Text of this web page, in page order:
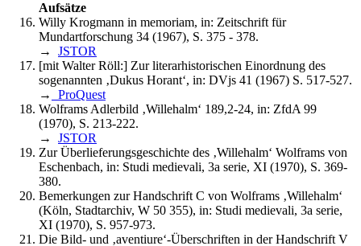
Aufsätze
Willy Krogmann in memoriam, in: Zeitschrift für
Mundartforschung 34 (1967), S. 375 - 378.
→ JSTOR
[mit Walter Röll:] Zur literarhistorischen Einordnung des
sogenannten ‚Dukus Horant‘, in: DVjs 41 (1967) S. 517-527.
→
ProQuest
Wolframs Adlerbild ‚Willehalm‘ 189,2-24, in: ZfdA 99
(1970), S. 213-222.
→ JSTOR
Zur Überlieferungsgeschichte des ‚Willehalm‘ Wolframs von
Eschenbach, in: Studi medievali, 3a serie, XI (1970), S. 369-
380.
Bemerkungen zur Handschrift C von Wolframs ‚Willehalm‘
(Köln, Stadtarchiv, W 50 355), in: Studi medievali, 3a serie,
XI (1970), S. 957-973.
Die Bild- und ‚aventiure‘-Überschriften in der Handschrift V